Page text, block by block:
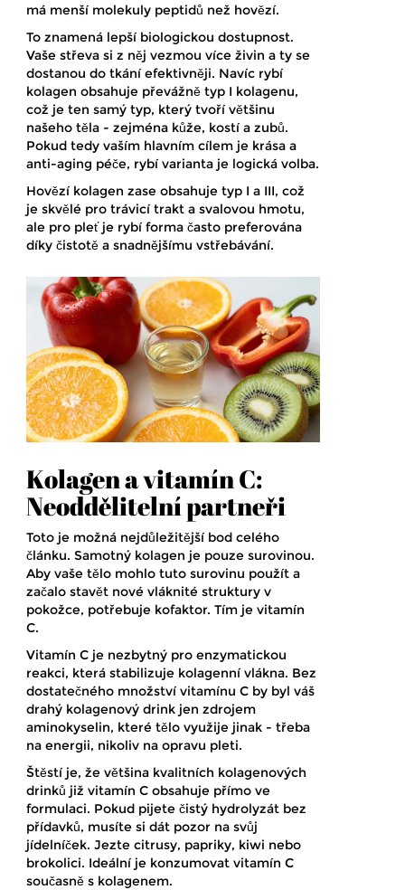
má menší molekuly peptidů než hovězí.
To znamená lepší biologickou dostupnost.
Vaše střeva si z něj vezmou více živin a ty se
dostanou do tkání efektivněji. Navíc rybí
kolagen obsahuje převážně typ I kolagenu,
což je ten samý typ, který tvoří většinu
našeho těla - zejména kůže, kostí a zubů.
Pokud tedy vaším hlavním cílem je krása a
anti-aging péče, rybí varianta je logická volba.
Hovězí kolagen zase obsahuje typ I a III, což
je skvělé pro trávicí trakt a svalovou hmotu,
ale pro pleť je rybí forma často preferována
díky čistotě a snadnějšímu vstřebávání.
Kolagen a vitamín C:
Neoddělitelní partneři
Toto je možná nejdůležitější bod celého
článku. Samotný kolagen je pouze surovinou.
Aby vaše tělo mohlo tuto surovinu použít a
začalo stavět nové vláknité struktury v
pokožce, potřebuje kofaktor. Tím je vitamín
C.
Vitamín C je nezbytný pro enzymatickou
reakci, která stabilizuje kolagenní vlákna. Bez
dostatečného množství vitamínu C by byl váš
drahý kolagenový drink jen zdrojem
aminokyselin, které tělo využije jinak - třeba
na energii, nikoliv na opravu pleti.
Štěstí je, že většina kvalitních kolagenových
drinků již vitamín C obsahuje přímo ve
formulaci. Pokud pijete čistý hydrolyzát bez
přídavků, musíte si dát pozor na svůj
jídelníček. Jezte citrusy, papriky, kiwi nebo
brokolici. Ideální je konzumovat vitamín C
současně s kolagenem.